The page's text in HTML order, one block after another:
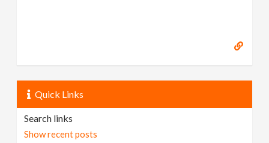
Quick Links
Search links
Show recent posts